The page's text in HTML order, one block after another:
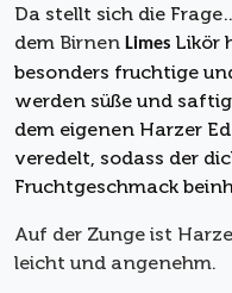
Da stellt sich die
dem Birnen Limes Likör
besonders fruchtige
werden süße und
dem eigenen Harzer
veredelt, sodass der
Fruchtgeschmack
Auf der Zunge ist
leicht und angenehm.